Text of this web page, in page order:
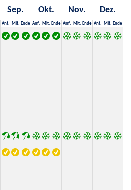
Sep. Okt. Nov. Dez.
Anf. Mit. Ende Anf. Mit. Ende Anf. Mit. Ende Anf. Mit. Ende